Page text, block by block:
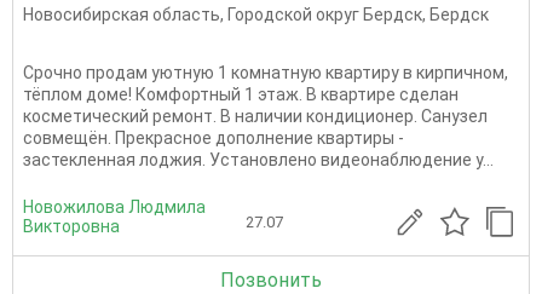
Новосибирская область, Городской округ Бердск, Бердск
Срочно продам уютную 1 комнатную квартиру в кирпичном,
тёплом доме! Комфортный 1 этаж. В квартире сделан
косметический ремонт. В наличии кондиционер. Санузел
совмещён. Прекрасное дополнение квартиры -
застекленная лоджия. Установлено видеонаблюдение у...
Новожилова Людмила
Викторовна
27.07
Позвонить